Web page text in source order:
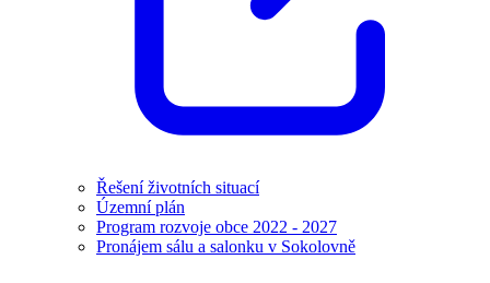
Řešení životních situací
Územní plán
Program rozvoje obce 2022 - 2027
Pronájem sálu a salonku v Sokolovně